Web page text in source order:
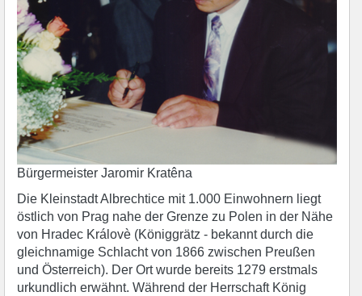
Bürgermeister Jaromir Kratêna
Die Kleinstadt Albrechtice mit 1.000 Einwohnern liegt
östlich von Prag nahe der Grenze zu Polen in der Nähe
von Hradec Královè (Königgrätz - bekannt durch die
gleichnamige Schlacht von 1866 zwischen Preußen
und Österreich). Der Ort wurde bereits 1279 erstmals
urkundlich erwähnt. Während der Herrschaft König